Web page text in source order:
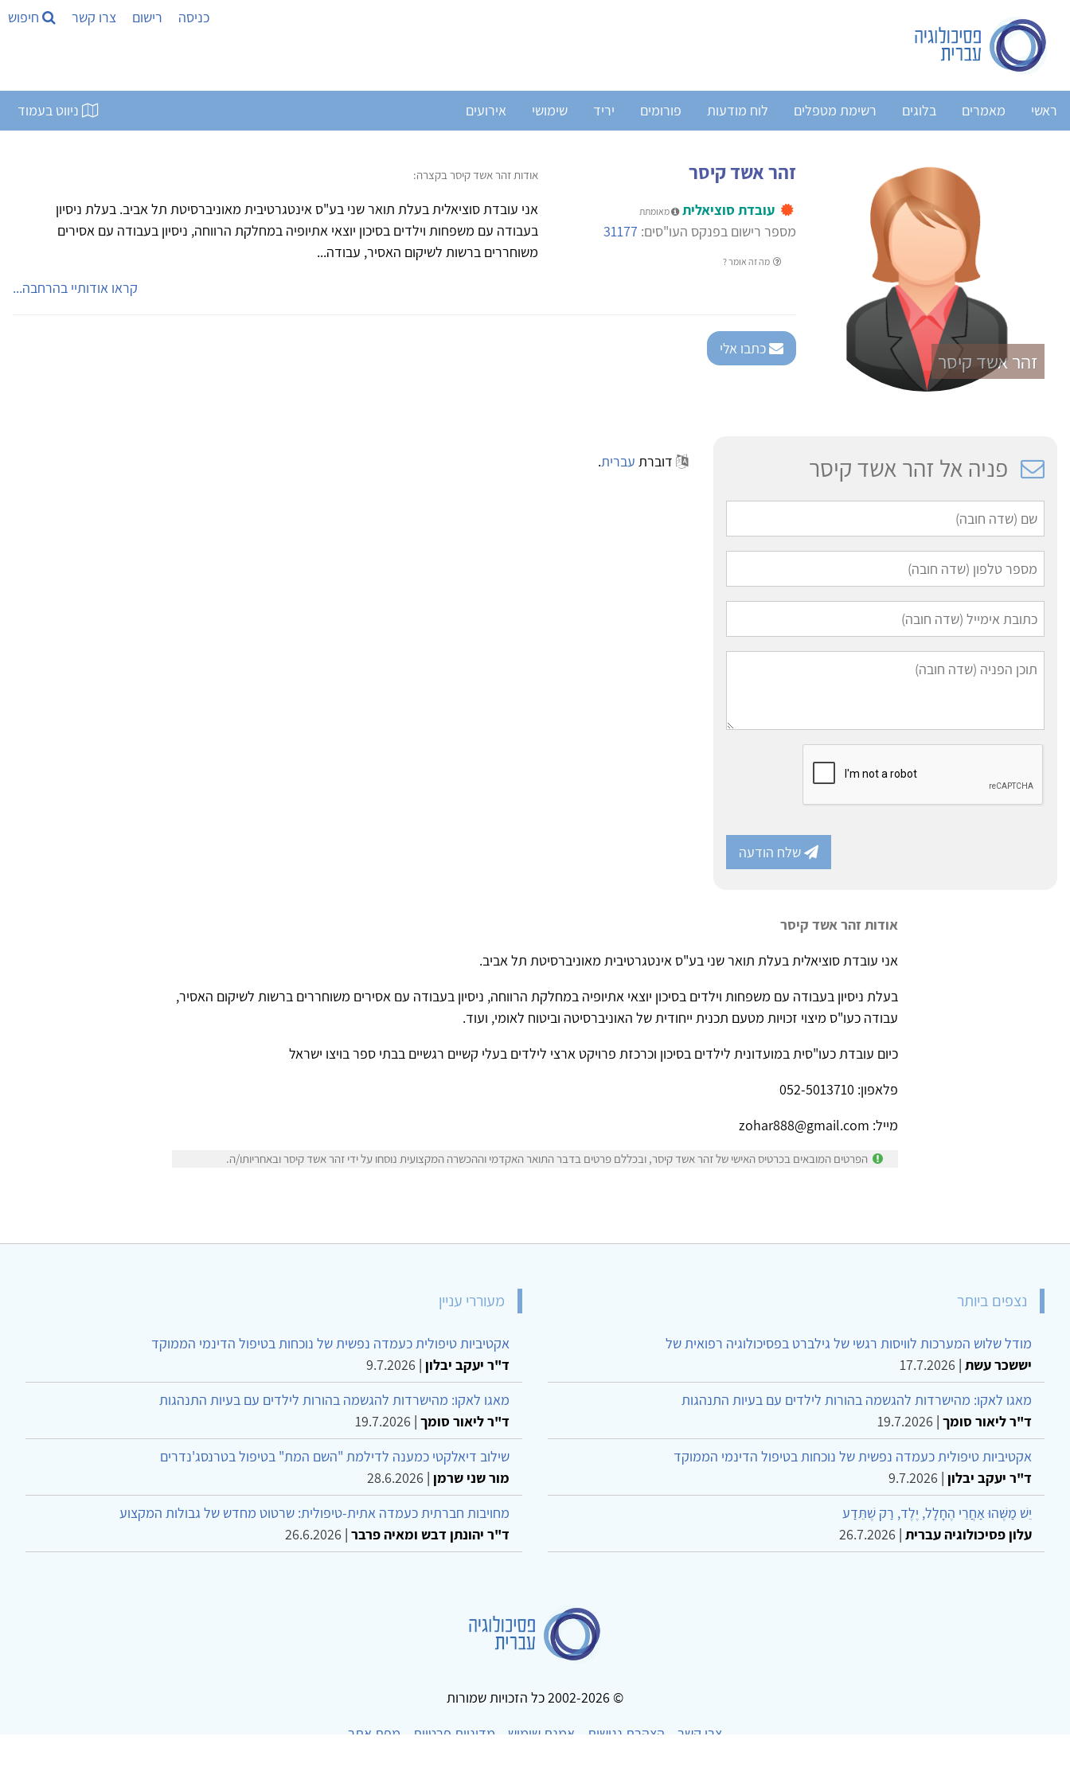
כניסה רישום צרו קשר חיפוש
ראשי מאמרים בלוגים רשימת מטפלים לוח מודעות פורומים יריד שימושי אירועים ניווט בעמוד
זהר אשד קיסר
זהר אשד קיסר
עובדת סוציאלית מאומתת
מספר רישום בפנקס העו"סים: 31177
מה זה אומר ?
אודות זהר אשד קיסר בקצרה:
אני עובדת סוציאלית בעלת תואר שני בע"ס אינטגרטיבית מאוניברסיטת תל אביב. בעלת ניסיון
בעבודה עם משפחות וילדים בסיכון יוצאי אתיופיה במחלקת הרווחה, ניסיון בעבודה עם אסירים
משוחררים ברשות לשיקום האסיר, עבודה...
קראו אודותיי בהרחבה...
כתבו אלי
פניה אל זהר אשד קיסר
שלח הודעה
דוברת עברית.
אודות זהר אשד קיסר
אני עובדת סוציאלית בעלת תואר שני בע"ס אינטגרטיבית מאוניברסיטת תל אביב.
בעלת ניסיון בעבודה עם משפחות וילדים בסיכון יוצאי אתיופיה במחלקת הרווחה, ניסיון בעבודה עם אסירים משוחררים ברשות לשיקום האסיר,
עבודה כעו"ס מיצוי זכויות מטעם תכנית ייחודית של האוניברסיטה וביטוח לאומי, ועוד.
כיום עובדת כעו"סית במועדונית לילדים בסיכון וכרכזת פרויקט ארצי לילדים בעלי קשיים רגשיים בבתי ספר בויצו ישראל
פלאפון: 052-5013710
מייל: zohar888@gmail.com
הפרטים המובאים בכרטיס האישי של זהר אשד קיסר, ובכללם פרטים בדבר התואר האקדמי וההכשרה המקצועית נוסחו על ידי זהר אשד קיסר ובאחריותו/ה.
נצפים ביותר
מודל שלוש המערכות לוויסות רגשי של גילברט בפסיכולוגיה רפואית של
יששכר עשת |
17.7.2026
מאגו לאקו: מהישרדות להגשמה בהורות לילדים עם בעיות התנהגות
ד"ר ליאור סומך |
19.7.2026
אקטיביות טיפולית כעמדה נפשית של נוכחות בטיפול הדינמי הממוקד
ד"ר יעקב יבלון |
9.7.2026
יֵשׁ מַשֶּׁהוּ אַחֲרֵי הֶחָלָל, יֶלֶד, רַק שֶׁתֵּדַע
עלון פסיכולוגיה עברית |
26.7.2026
מעוררי עניין
אקטיביות טיפולית כעמדה נפשית של נוכחות בטיפול הדינמי הממוקד
ד"ר יעקב יבלון |
9.7.2026
מאגו לאקו: מהישרדות להגשמה בהורות לילדים עם בעיות התנהגות
ד"ר ליאור סומך |
19.7.2026
שילוב דיאלקטי כמענה לדילמת "השם המת" בטיפול בטרנסג'נדרים
מור שני שרמן |
28.6.2026
מחויבות חברתית כעמדה אתית-טיפולית: שרטוט מחדש של גבולות המקצוע
ד"ר יהונתן דבש ומאיה פרבר |
26.6.2026
© 2002-2026 כל הזכויות שמורות
צרו קשר
הצהרת נגישות אמנת שימוש מדיניות פרטיות
מפת אתר